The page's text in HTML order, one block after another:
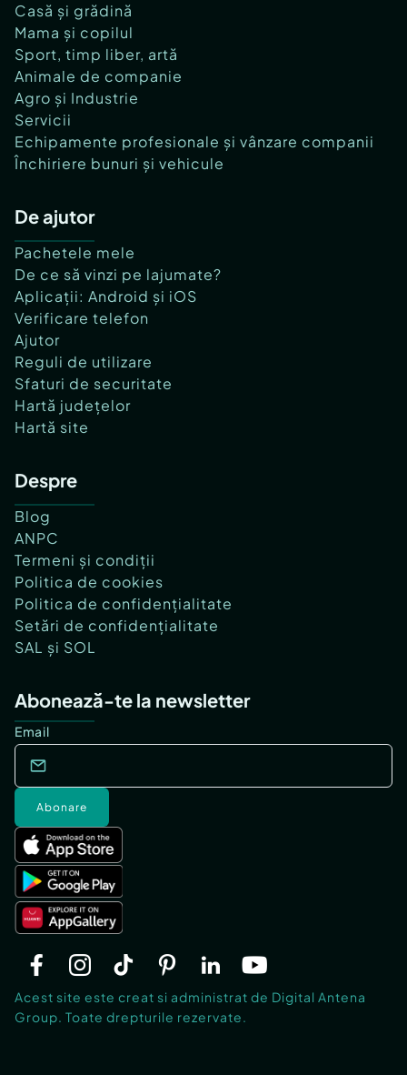
Casă și grădină
Mama și copilul
Sport, timp liber, artă
Animale de companie
Agro și Industrie
Servicii
Echipamente profesionale și vânzare companii
Închiriere bunuri și vehicule
De ajutor
Pachetele mele
De ce să vinzi pe lajumate?
Aplicații: Android și iOS
Verificare telefon
Ajutor
Reguli de utilizare
Sfaturi de securitate
Hartă județelor
Hartă site
Despre
Blog
ANPC
Termeni și condiții
Politica de cookies
Politica de confidențialitate
Setări de confidențialitate
SAL și SOL
Abonează-te la newsletter
Email
Abonare
Acest site este creat si administrat de Digital Antena
Group. Toate drepturile rezervate.